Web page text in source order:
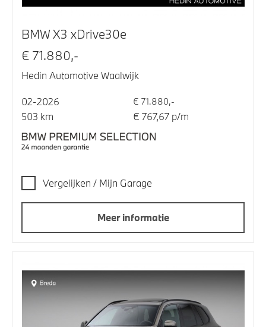
BMW X3 xDrive30e
€ 71.880,-
Hedin Automotive Waalwijk
02-2026 € 71.880,-
503 km € 767,67 p/m
Vergelijken / Mijn Garage
Meer informatie